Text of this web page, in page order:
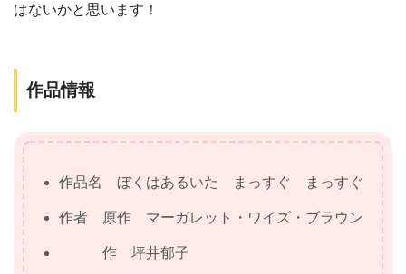
はないかと思います！
作品情報
作品名 ぼくはあるいた まっすぐ まっすぐ
作者 原作 マーガレット・ワイズ・ブラウン
作 坪井郁子